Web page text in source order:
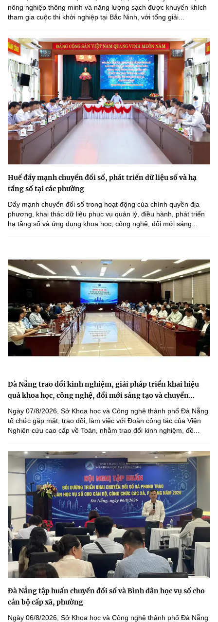
nông nghiệp thông minh và năng lượng sạch được khuyến khích
tham gia cuộc thi khởi nghiệp tại Bắc Ninh, với tổng giải...
Huế đẩy mạnh chuyển đổi số, phát triển dữ liệu số và hạ
tầng số tại các phường
Đẩy mạnh chuyển đổi số trong hoạt động của chính quyền địa
phương, khai thác dữ liệu phục vụ quản lý, điều hành, phát triển
hạ tầng số và ứng dụng khoa học, công nghệ, đổi mới sáng...
Đà Nẵng trao đổi kinh nghiệm, giải pháp triển khai hiệu
quả khoa học, công nghệ, đổi mới sáng tạo và chuyển...
Ngày 07/8/2026, Sở Khoa học và Công nghệ thành phố Đà Nẵng
tổ chức gặp mặt, trao đổi, làm việc với Đoàn công tác của Viện
Nghiên cứu cao cấp về Toán, nhằm trao đổi kinh nghiệm, đề...
Đà Nẵng tập huấn chuyển đổi số và Bình dân học vụ số cho
cán bộ cấp xã, phường
Ngày 06/8/2026, Sở Khoa học và Công nghệ thành phố Đà Nẵng